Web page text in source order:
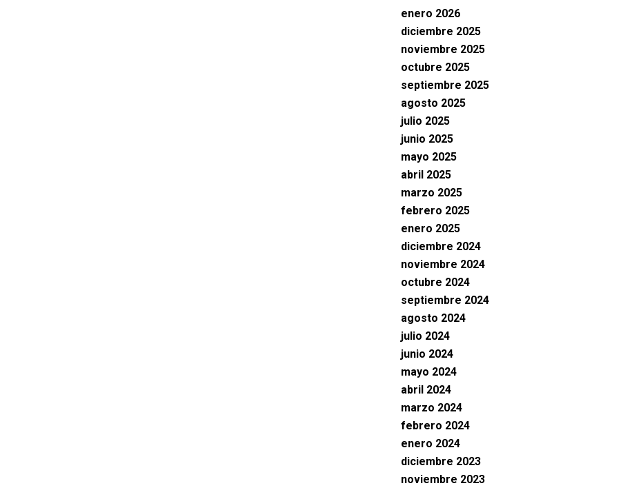
enero 2026
diciembre 2025
noviembre 2025
octubre 2025
septiembre 2025
agosto 2025
julio 2025
junio 2025
mayo 2025
abril 2025
marzo 2025
febrero 2025
enero 2025
diciembre 2024
noviembre 2024
octubre 2024
septiembre 2024
agosto 2024
julio 2024
junio 2024
mayo 2024
abril 2024
marzo 2024
febrero 2024
enero 2024
diciembre 2023
noviembre 2023